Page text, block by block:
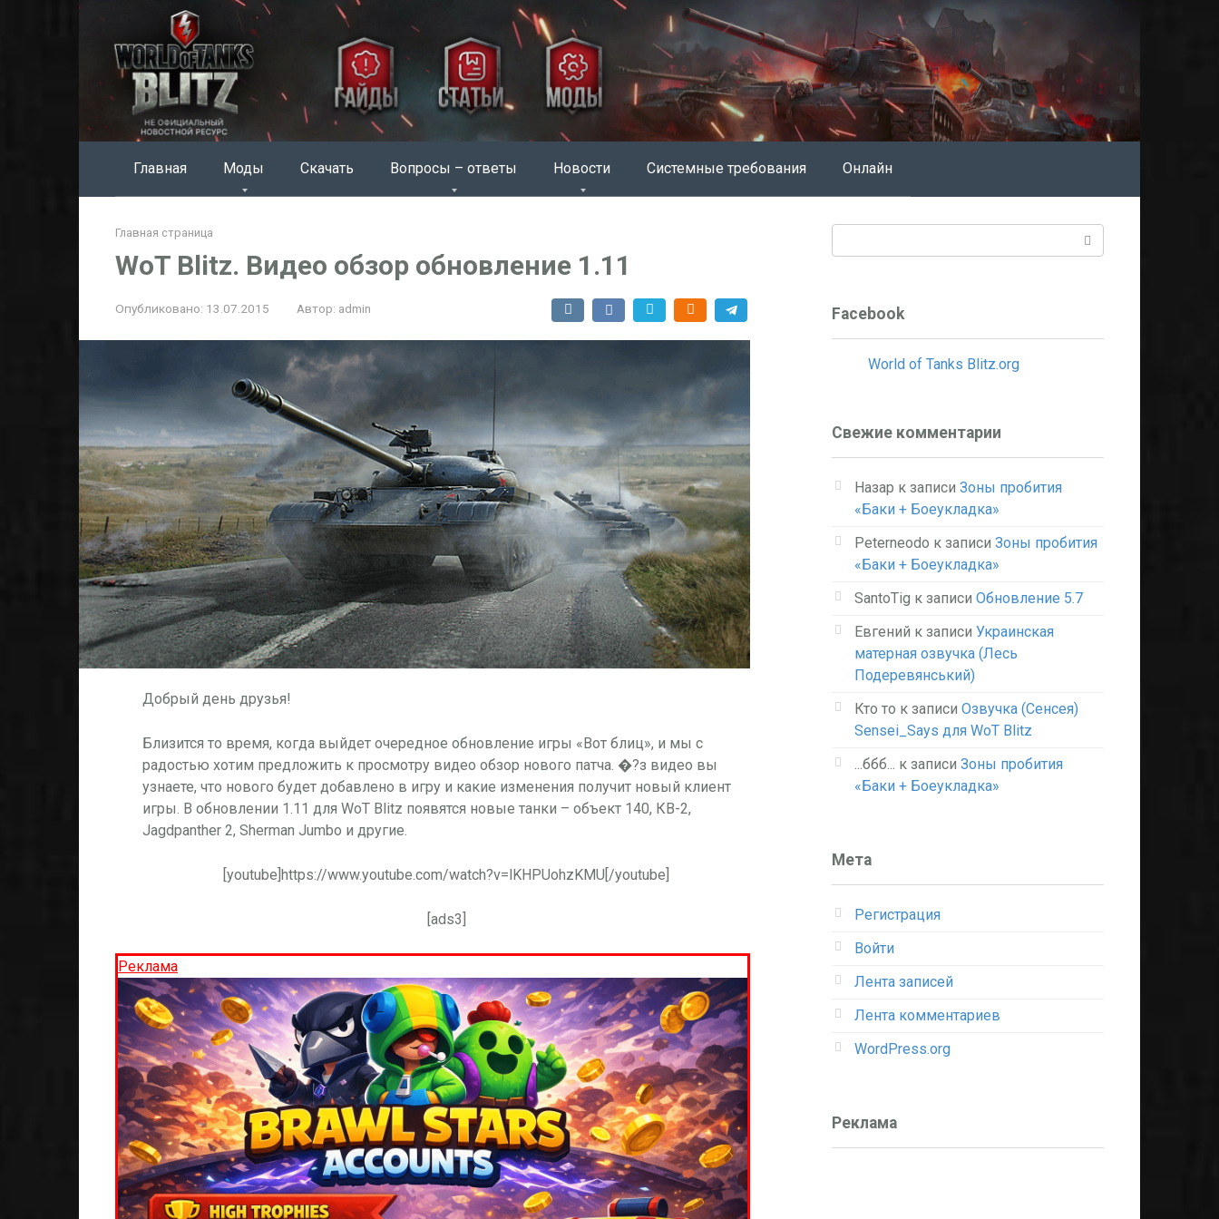
Главная Моды Скачать Вопросы – ответы Новости Системные требования Онлайн
Главная страница
WoT Blitz. Видео обзор обновление 1.11
Опубликовано: 13.07.2015 Автор: admin
Добрый день друзья!
Близится то время, когда выйдет очередное обновление игры «Вот блиц», и мы с
радостью хотим предложить к просмотру видео обзор нового патча. �?з видео вы
узнаете, что нового будет добавлено в игру и какие изменения получит новый клиент
игры. В обновлении 1.11 для WoT Blitz появятся новые танки – объект 140, КВ-2,
Jagdpanther 2, Sherman Jumbo и другие.
[youtube]https://www.youtube.com/watch?v=lKHPUohzKMU[/youtube]
[ads3]
Реклама
Facebook
World of Tanks Blitz.org
Свежие комментарии
Назар к записи Зоны пробития
«Баки + Боеукладка»
Peterneodo к записи Зоны пробития
«Баки + Боеукладка»
SantoTig к записи Обновление 5.7
Евгений к записи Украинская
матерная озвучка (Лесь
Подеревянський)
Кто то к записи Озвучка (Сенсея)
Sensei_Says для WoT Blitz
...ббб... к записи Зоны пробития
«Баки + Боеукладка»
Мета
Регистрация
Войти
Лента записей
Лента комментариев
WordPress.org
Реклама